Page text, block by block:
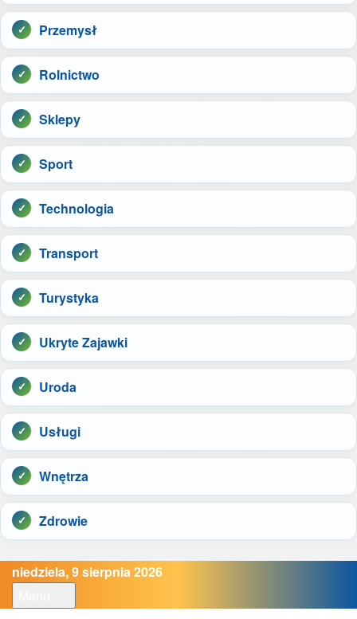
Przemysł
Rolnictwo
Sklepy
Sport
Technologia
Transport
Turystyka
Ukryte Zajawki
Uroda
Usługi
Wnętrza
Zdrowie
niedziela, 9 sierpnia 2026